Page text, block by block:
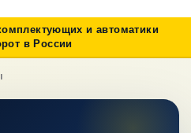
и автоматики
в России